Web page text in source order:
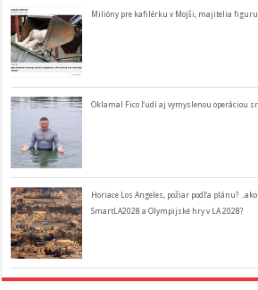
Milióny pre kafilérku v Mojši, majitelia
Oklamal Fico ľudí aj vymyslenou operáciou
Horiace Los Angeles, požiar podľa plánu?
SmartLA2028 a Olympijské hry v LA 2028?